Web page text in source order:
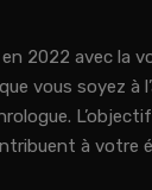
2022 avec la
vous soyez à
à votre